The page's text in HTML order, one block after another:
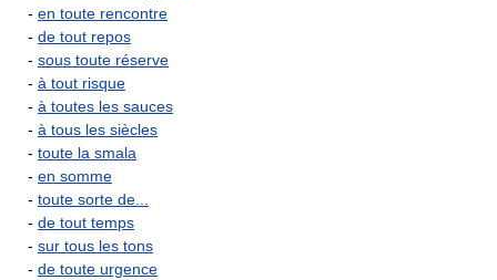
- en toute rencontre
- de tout repos
- sous toute réserve
- à tout risque
- à toutes les sauces
- à tous les siècles
- toute la smala
- en somme
- toute sorte de...
- de tout temps
- sur tous les tons
- de toute urgence